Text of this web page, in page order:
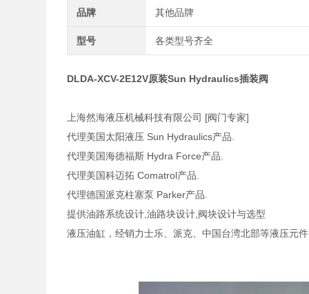
品牌 其他品牌
型号 各类型号齐全
DLDA-XCV-2E12V原装Sun Hydraulics插装阀
上海然海液压机械科技有限公司 [阀门专家]
代理美国太阳液压 Sun Hydraulics产品.
代理美国海德福斯 Hydra Force产品.
代理美国科迈拓 Comatrol产品.
代理德国派克柱塞泵 Parker产品.
提供油路系统设计,油路块设计,阀块设计与选型
液压油缸，经销力士乐、派克、中国台湾北部等液压元件